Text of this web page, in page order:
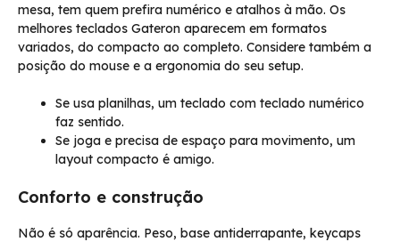
mesa, tem quem prefira numérico e atalhos à mão. Os
melhores teclados Gateron aparecem em formatos
variados, do compacto ao completo. Considere também a
posição do mouse e a ergonomia do seu setup.
Se usa planilhas, um teclado com teclado numérico
faz sentido.
Se joga e precisa de espaço para movimento, um
layout compacto é amigo.
Conforto e construção
Não é só aparência. Peso, base antiderrapante, keycaps